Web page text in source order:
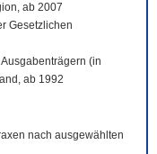
ab 2007
Gesetzlichen
(in
ab 1992
nach ausgewählten